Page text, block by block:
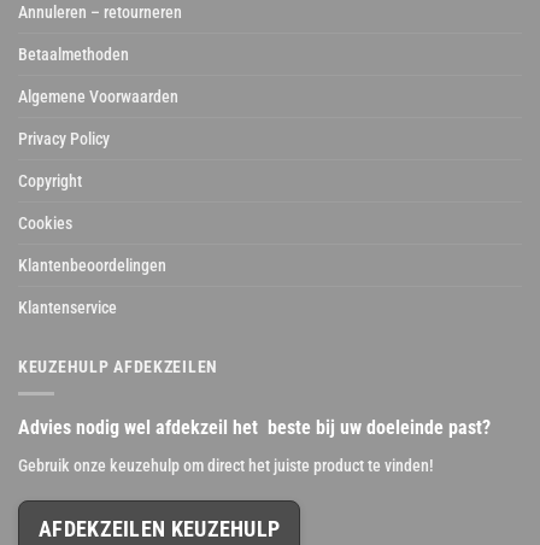
Annuleren – retourneren
Betaalmethoden
Algemene Voorwaarden
Privacy Policy
Copyright
Cookies
Klantenbeoordelingen
Klantenservice
KEUZEHULP AFDEKZEILEN
Advies nodig wel afdekzeil het beste bij uw doeleinde past?
Gebruik onze keuzehulp om direct het juiste product te vinden!
AFDEKZEILEN KEUZEHULP